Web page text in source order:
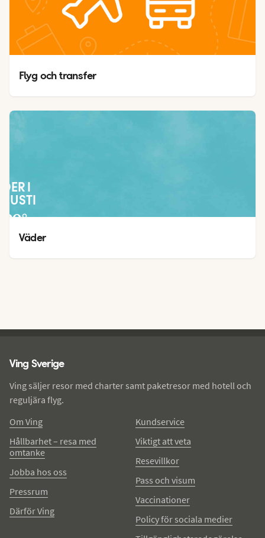
Flyg och transfer
I
29°
22°
Väder
Ving Sverige
Ving säljer resor med charter samt paketresor med hotell och
reguljära flyg.
Om Ving
Hållbarhet – resa med
omtanke
Jobba hos oss
Pressrum
Därför Ving
Kundservice
Viktigt att veta
Resevillkor
Pass och visum
Vaccinationer
Policy för sociala medier